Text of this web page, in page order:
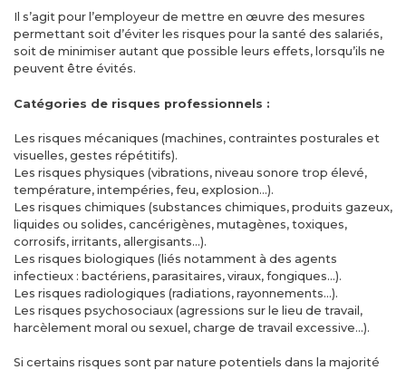
Il s’agit pour l’employeur de mettre en œuvre des mesures
permettant soit d’éviter les risques pour la santé des salariés,
soit de minimiser autant que possible leurs effets, lorsqu’ils ne
peuvent être évités.
Catégories de risques professionnels :
Les risques mécaniques (machines, contraintes posturales et
visuelles, gestes répétitifs).
Les risques physiques (vibrations, niveau sonore trop élevé,
température, intempéries, feu, explosion…).
Les risques chimiques (substances chimiques, produits gazeux,
liquides ou solides, cancérigènes, mutagènes, toxiques,
corrosifs, irritants, allergisants…).
Les risques biologiques (liés notamment à des agents
infectieux : bactériens, parasitaires, viraux, fongiques…).
Les risques radiologiques (radiations, rayonnements…).
Les risques psychosociaux (agressions sur le lieu de travail,
harcèlement moral ou sexuel, charge de travail excessive…).
Si certains risques sont par nature potentiels dans la majorité